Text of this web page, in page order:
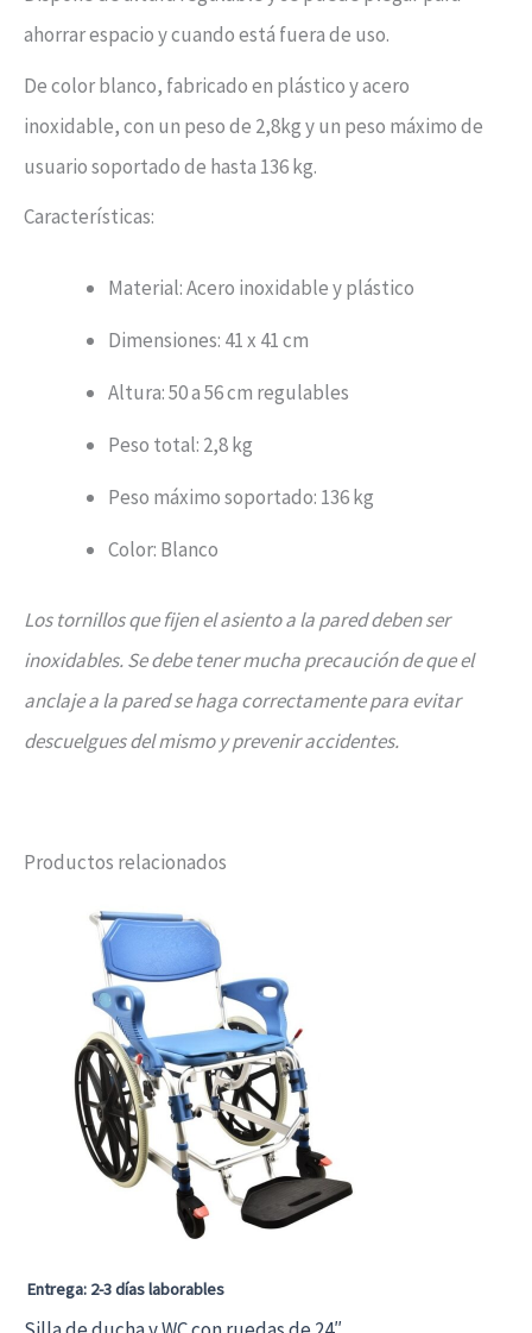
ahorrar espacio y cuando está fuera de uso.
De color blanco, fabricado en plástico y acero
inoxidable, con un peso de 2,8kg y un peso máximo de
usuario soportado de hasta 136 kg.
Características:
Material: Acero inoxidable y plástico
Dimensiones: 41 x 41 cm
Altura: 50 a 56 cm regulables
Peso total: 2,8 kg
Peso máximo soportado: 136 kg
Color: Blanco
Los tornillos que fijen el asiento a la pared deben ser
inoxidables. Se debe tener mucha precaución de que el
anclaje a la pared se haga correctamente para evitar
descuelgues del mismo y prevenir accidentes.
Productos relacionados
Entrega: 2-3 días laborables